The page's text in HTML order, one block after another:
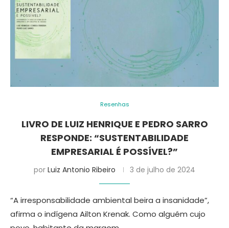
Resenhas
LIVRO DE LUIZ HENRIQUE E PEDRO SARRO
RESPONDE: “SUSTENTABILIDADE
EMPRESARIAL É POSSÍVEL?”
por Luiz Antonio Ribeiro 3 de julho de 2024
“A irresponsabilidade ambiental beira a insanidade”,
afirma o indígena Ailton Krenak. Como alguém cujo